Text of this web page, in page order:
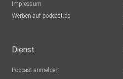
Impressum
Werben auf podcast.de
Dienst
Podcast anmelden